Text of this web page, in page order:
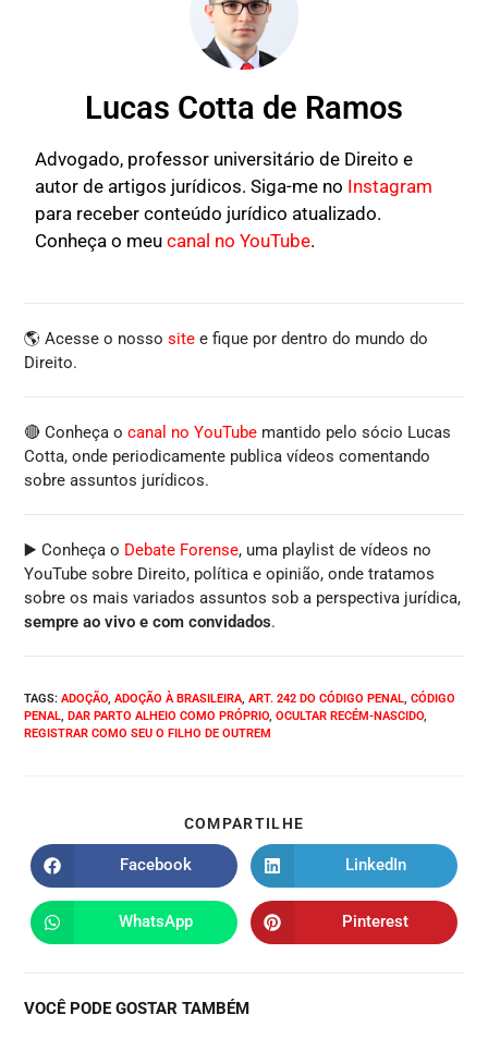
Lucas Cotta de Ramos
Advogado, professor universitário de Direito e
autor de artigos jurídicos. Siga-me no Instagram
para receber conteúdo jurídico atualizado.
Conheça o meucanal no YouTube.
🌎 Acesse o nossosite e fique por dentro do mundo do
Direito.
🔴 Conheça ocanal no YouTube mantido pelo sócio Lucas
Cotta, onde periodicamente publica vídeos comentando
sobre assuntos jurídicos.
▶️ Conheça o Debate Forense, uma playlist de vídeos no
YouTube sobre Direito, política e opinião, onde tratamos
sobre os mais variados assuntos sob a perspectiva jurídica,
sempre ao vivo e com convidados.
TAGS:ADOÇÃO, ADOÇÃO À BRASILEIRA, ART. 242 DO CÓDIGO PENAL, CÓDIGO
PENAL, DAR PARTO ALHEIO COMO PRÓPRIO, OCULTAR RECÉM-NASCIDO,
REGISTRAR COMO SEU O FILHO DE OUTREM
COMPARTILHE
Facebook LinkedIn
WhatsApp Pinterest
VOCÊ PODE GOSTAR TAMBÉM